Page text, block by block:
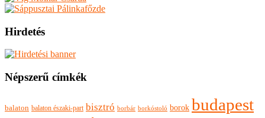
Hirdetés
Népszerű címkék
balaton balaton északi-part bisztró borbár borkóstoló borok budapest